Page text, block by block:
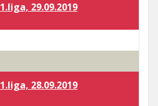
1.liga, 29.09.2019
1.liga, 28.09.2019